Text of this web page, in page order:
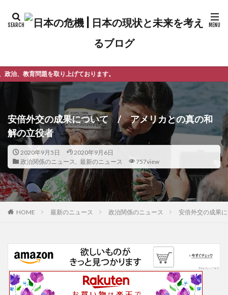
おります。
安倍外交の成果について / アメリカとの真の和
解の立役者
2020年9月5日
2020年9月6日
政治関係のニュース
最新のニュース 757view
HOME 最新のニュース 政治関係のニュース 安倍外交の成果